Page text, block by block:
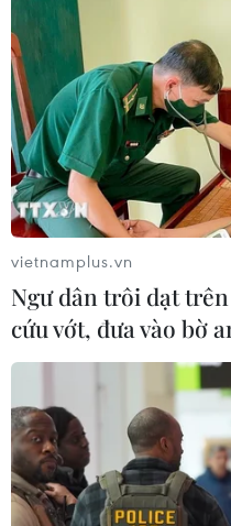
Áp thấp nhiệt đới trên
gây ảnh hưởng thế nào
07/08/2026 14:38
Nứt núi, Thanh Hóa sơ
nhiều hộ dân
Cảnh báo lũ trên lưu
tại trạm Yên Bái
07/08/2026 11:51
vietnamplus.vn
Ngư dân trôi dạt
cứu vớt, đưa vào bờ